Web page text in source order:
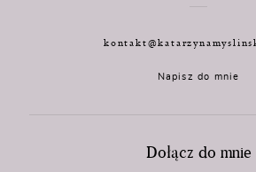
Napisz do mnie
Dołącz do mnie